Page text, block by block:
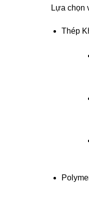
Lựa chọn
Thép